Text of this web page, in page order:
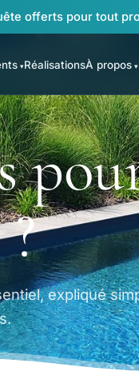
offerts pour tout
RéalisationsÀ propos
expliqué